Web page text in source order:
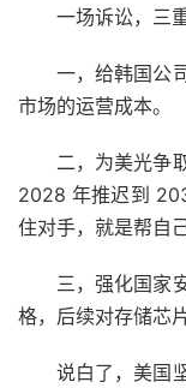
一场诉讼，三
一，给韩国公
市场的运营成本。
二，为美光争
2028 年推迟到
住对手，就是帮自己
三，强化国家
格，后续对存储芯
说白了，美国